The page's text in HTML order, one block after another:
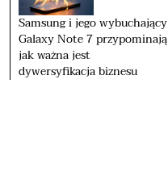
Samsung i jego wybuchający
Galaxy Note 7 przypominają
jak ważna jest
dywersyfikacja biznesu